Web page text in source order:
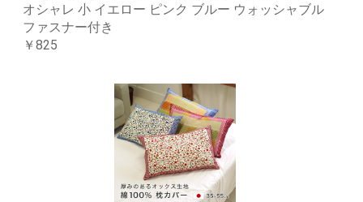
オシャレ 小 イエロー ピンク ブルー ウォッシャブル
ファスナー付き
￥825